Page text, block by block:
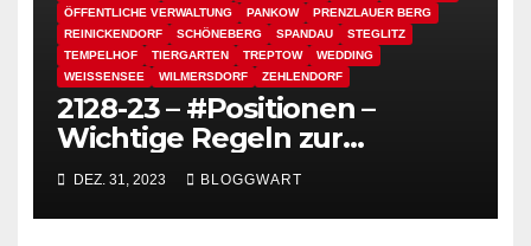
ÖFFENTLICHE VERWALTUNG
PANKOW
PRENZLAUER BERG
REINICKENDORF
SCHÖNEBERG SPANDAU
STEGLITZ
TEMPELHOF
TIERGARTEN TREPTOW
WEDDING
WEISSENSEE
WILMERSDORF ZEHLENDORF
2128-23 – #Positionen –
Wichtige Regeln zur
Kommunikation mit der
Verwaltung in Berlin –
(Handbuch 456. Ausgabe)
DEZ. 31, 2023 BLOGGWART